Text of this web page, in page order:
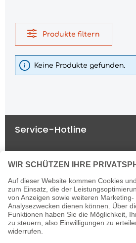
Produkte filtern
Keine Produkte gefunden.
Service-Hotline
Rechtliches
Informationen
Newsletter